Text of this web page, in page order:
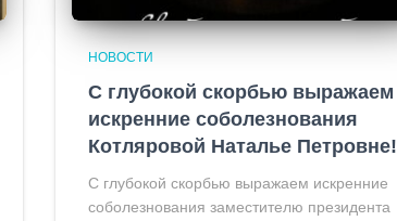
НОВОСТИ
С глубокой скорбью выражаем
искренние соболезнования
Котляровой Наталье Петровне!
С глубокой скорбью выражаем искренние
соболезнования заместителю президента